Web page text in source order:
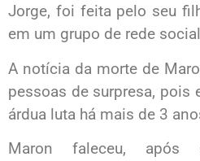
Jorge, foi feita pelo seu
em um grupo de rede
A notícia da morte de
pessoas de surpresa, pois
árdua luta há mais de 3
Maron faleceu, após